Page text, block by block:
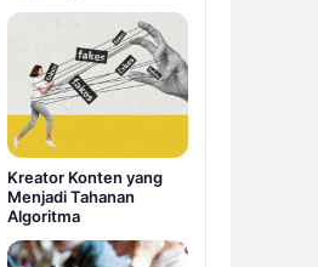
Kreator Konten yang
Menjadi Tahanan
Algoritma